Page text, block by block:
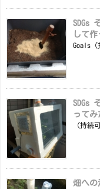
SDGs
して
Goals
SDGs
ってみ
（持続
畑への